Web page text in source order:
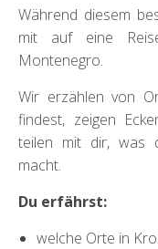
Während diesem
mit auf eine
Montenegro.
Wir erzählen von
findest, zeigen
teilen mit dir, was
macht.
Du erfährst:
welche Orte in